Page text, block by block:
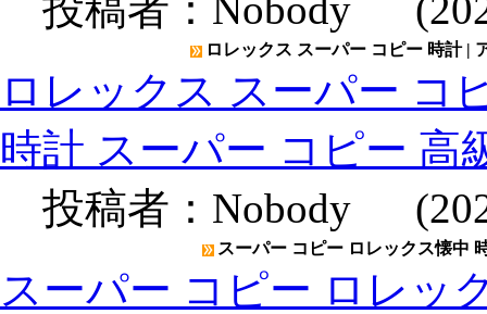
ロレックス スーパー コピー 時計 |
ロレックス スーパー コ
時計 スーパー コピー 高
投稿者： Nobody
スーパー コピー ロレックス懐中
スーパー コピー ロレッ